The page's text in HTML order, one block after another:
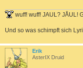
wuff! wuff! JAUL? JÅUL!
Und so was schimpft sich
Erik
AsterIX Druid